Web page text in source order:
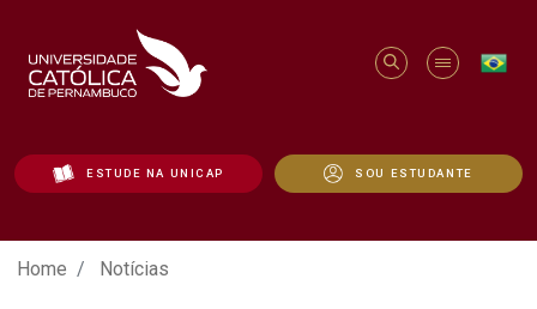
ESTUDE NA UNICAP SOU ESTUDANTE
Notícias - Unicap
Home Notícias